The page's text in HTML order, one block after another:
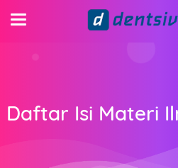
Daftar Isi Materi